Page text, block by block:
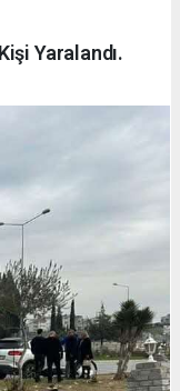
Yaralandı.